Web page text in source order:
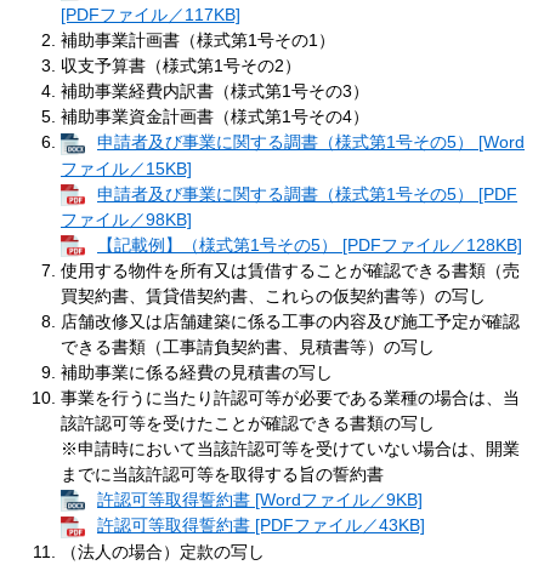
[PDFファイル／117KB]
補助事業計画書（様式第1号その1）
収支予算書（様式第1号その2）
補助事業経費内訳書（様式第1号その3）
補助事業資金計画書（様式第1号その4）
申請者及び事業に関する調書（様式第1号その5） [Word
ファイル／15KB]
申請者及び事業に関する調書（様式第1号その5） [PDF
ファイル／98KB]
【記載例】（様式第1号その5） [PDFファイル／128KB]
使用する物件を所有又は賃借することが確認できる書類（売
買契約書、賃貸借契約書、これらの仮契約書等）の写し
店舗改修又は店舗建築に係る工事の内容及び施工予定が確認
できる書類（工事請負契約書、見積書等）の写し
補助事業に係る経費の見積書の写し
事業を行うに当たり許認可等が必要である業種の場合は、当
該許認可等を受けたことが確認できる書類の写し
※申請時において当該許認可等を受けていない場合は、開業
までに当該許認可等を取得する旨の誓約書
許認可等取得誓約書 [Wordファイル／9KB]
許認可等取得誓約書 [PDFファイル／43KB]
（法人の場合）定款の写し